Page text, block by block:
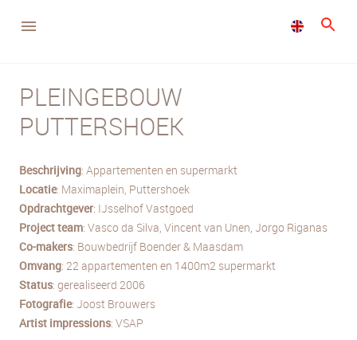
PLEINGEBOUW
PUTTERSHOEK
Beschrijving: Appartementen en supermarkt
Locatie: Maximaplein, Puttershoek
Opdrachtgever: IJsselhof Vastgoed
Projectteam: Vasco da Silva, Vincent van Unen, Jorgo Riganas
Co-makers: Bouwbedrijf Boender & Maasdam
Omvang: 22 appartementen en 1400m2 supermarkt
Status: gerealiseerd 2006
Fotografie: Joost Brouwers
Artist impressions: VSAP